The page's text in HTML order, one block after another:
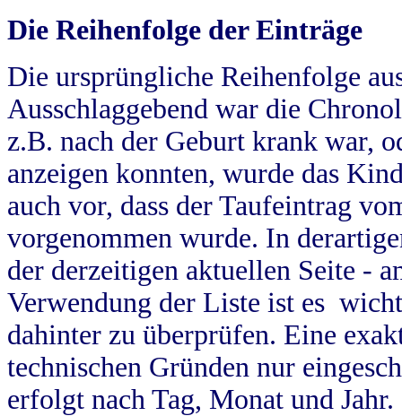
Die Reihenfolge der Einträge
Die ursprüngliche Reihenfolge
Ausschlaggebend war die
z.B. nach der Geburt krank war,
anzeigen konnten, wurde das
auch vor, dass der Taufeintrag
vorgenommen wurde. In
der derzeitigen aktuellen Seite -
Verwendung der Liste ist es
dahinter zu überprüfen. Eine
technischen Gründen nur
erfolgt nach Tag, Monat und Jahr.